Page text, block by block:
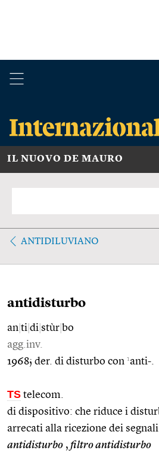
IL NUOVO DE MAURO
ANTIDILUVIANO
antidisturbo
an ti di stùr bo
agg.inv.
1968; der. di disturbo con 1anti-.
TS telecom.
di dispositivo: che riduce i
arrecati alla ricezione dei
antidisturbo , filtro antidisturbo